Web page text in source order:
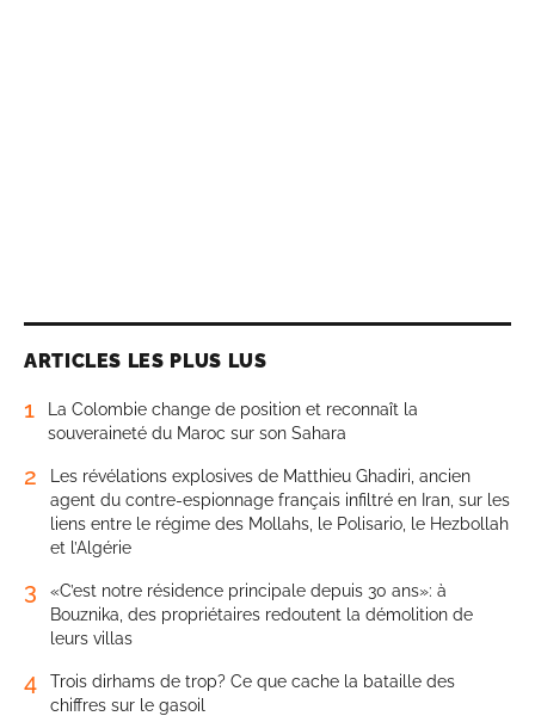
ARTICLES LES PLUS LUS
1
La Colombie change de position et reconnaît la
souveraineté du Maroc sur son Sahara
2
Les révélations explosives de Matthieu Ghadiri, ancien
agent du contre-espionnage français infiltré en Iran, sur les
liens entre le régime des Mollahs, le Polisario, le Hezbollah
et l’Algérie
3
«C’est notre résidence principale depuis 30 ans»: à
Bouznika, des propriétaires redoutent la démolition de
leurs villas
4
Trois dirhams de trop? Ce que cache la bataille des
chiffres sur le gasoil